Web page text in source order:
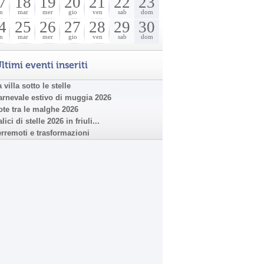
mar mer gio ven sab dom
25
mar
26
mer
27
gio
28
ven
29
sab
30
dom
eventi inseriti
villa sotto le stelle
estivo di muggia 2026
tra le malghe 2026
di stelle 2026 in friuli...
e trasformazioni